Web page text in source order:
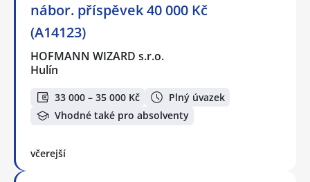
nábor. příspěvek 40 000 Kč
(A14123)
HOFMANN WIZARD s.r.o.
Hulín
33 000 – 35 000 Kč
Plný úvazek
Vhodné také pro absolventy
včerejší